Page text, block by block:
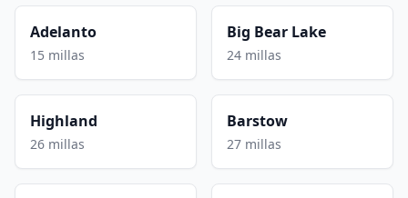
Adelanto
15 millas
Big Bear Lake
24 millas
Highland
26 millas
Barstow
27 millas